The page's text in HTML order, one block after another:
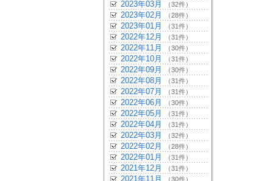
2023年03月 （32件）
2023年02月 （28件）
2023年01月 （31件）
2022年12月 （31件）
2022年11月 （30件）
2022年10月 （31件）
2022年09月 （30件）
2022年08月 （31件）
2022年07月 （31件）
2022年06月 （30件）
2022年05月 （31件）
2022年04月 （31件）
2022年03月 （32件）
2022年02月 （28件）
2022年01月 （31件）
2021年12月 （31件）
2021年11月 （30件）